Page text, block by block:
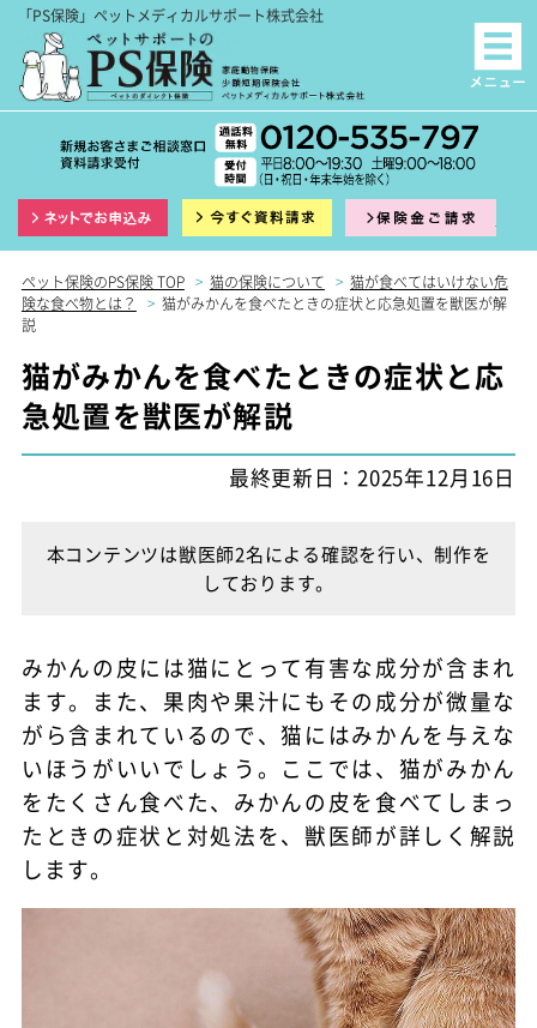
「PS保険」ペットメディカルサポート株式会社
インターネット申込 資料請求
ペット保険のPS保険 TOP > 猫の保険について > 猫が食べてはいけない危
険な食べ物とは？
> 猫がみかんを食べたときの症状と応急処置を獣医が解
説
猫がみかんを食べたときの症状と応
急処置を獣医が解説
最終更新日：2025年12月16日
本コンテンツは獣医師2名による確認を行い、制作を
しております。
みかんの皮には猫にとって有害な成分が含まれ
ます。また、果肉や果汁にもその成分が微量な
がら含まれているので、猫にはみかんを与えな
いほうがいいでしょう。ここでは、猫がみかん
をたくさん食べた、みかんの皮を食べてしまっ
たときの症状と対処法を、獣医師が詳しく解説
します。